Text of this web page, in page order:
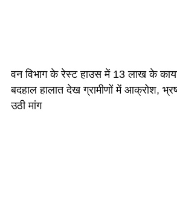
वन विभाग के रेस्ट हाउस में 13 लाख के
बदहाल हालात देख ग्रामीणों में आक्रोश,
उठी मांग